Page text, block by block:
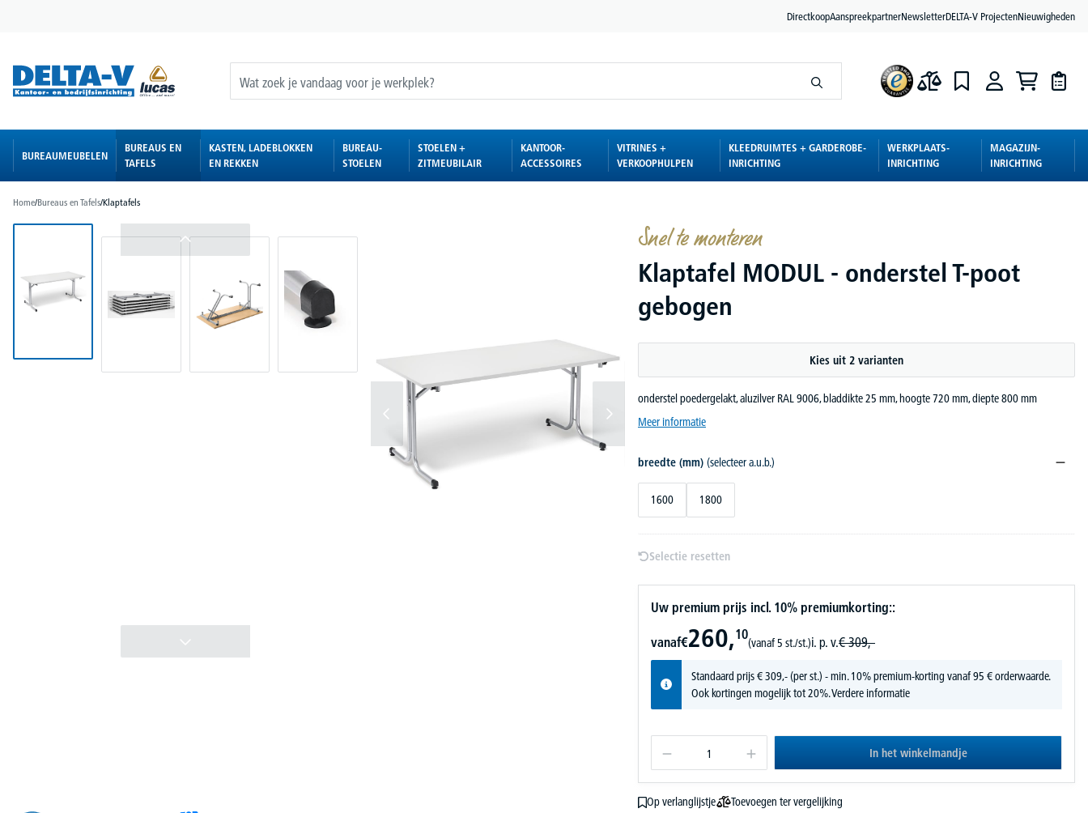
DirectkoopAanspreekpartnerNewsletterDELTA-V ProjectenNieuwigheden
BUREAUMEUBELEN
BUREAUS EN
TAFELS
KASTEN, LADEBLOKKEN
EN REKKEN
BUREAU-
STOELEN
STOELEN +
ZITMEUBILAIR
KANTOOR-
ACCESSOIRES
VITRINES +
VERKOOPHULPEN
KLEEDRUIMTES + GARDEROBE-
INRICHTING
WERKPLAATS-
INRICHTING
MAGAZIJN-
INRICHTING
Home/Bureaus en Tafels/Klaptafels
Snel te monteren
Klaptafel MODUL - onderstel T-poot
gebogen
Kies uit 2 varianten
onderstel poedergelakt, aluzilver RAL 9006, bladdikte 25 mm, hoogte 720 mm, diepte 800 mm
Meer informatie
breedte (mm) (selecteer a.u.b.)
1600 1800
Selectie resetten
Uw premium prijs incl. 10% premiumkorting::
vanaf€260,10
(vanaf 5 st./st.)i. p. v.€ 309,-
Standaard prijs€309,-(per st.) - min. 10% premium-korting vanaf 95 € orderwaarde.
Ook kortingen mogelijk tot 20%.Verdere informatie
In het winkelmandje
Op verlanglijstje
Toevoegen ter vergelijking